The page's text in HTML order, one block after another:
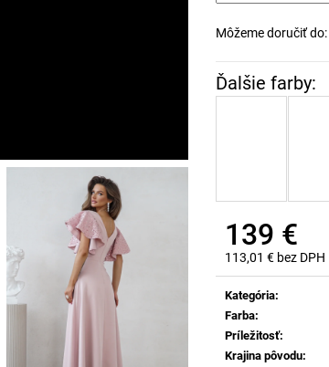
Môžeme doručiť do:
139 €
113,01 € bez DPH
Jednotková
cena:
Kategória:
Farba:
Príležitosť:
Krajina pôvodu: